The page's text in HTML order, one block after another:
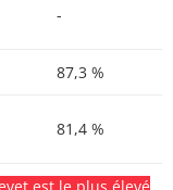
-
87,3 %
81,4 %
est le plus élevé